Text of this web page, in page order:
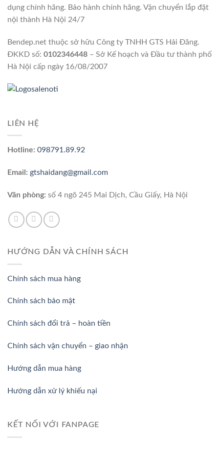
dụng chính hãng. Bảo hành chính hãng. Vận chuyển lắp đặt
nội thành Hà Nội 24/7
Bendep.net thuộc sở hữu Công ty TNHH GTS Hải Đăng.
ĐKKD số: 0102346448 – Sở Kế hoạch và Đầu tư thành phố
Hà Nội cấp ngày 16/08/2007
LIÊN HỆ
Hotline: 098791.89.92
Email: gtshaidang@gmail.com
Văn phòng: số 4 ngõ 245 Mai Dịch, Cầu Giấy, Hà Nội
HƯỚNG DẪN VÀ CHÍNH SÁCH
Chính sách mua hàng
Chính sách bảo mật
Chính sách đổi trả – hoàn tiền
Chính sách vận chuyển – giao nhận
Hướng dẫn mua hàng
Hướng dẫn xử lý khiếu nại
KẾT NỐI VỚI FANPAGE